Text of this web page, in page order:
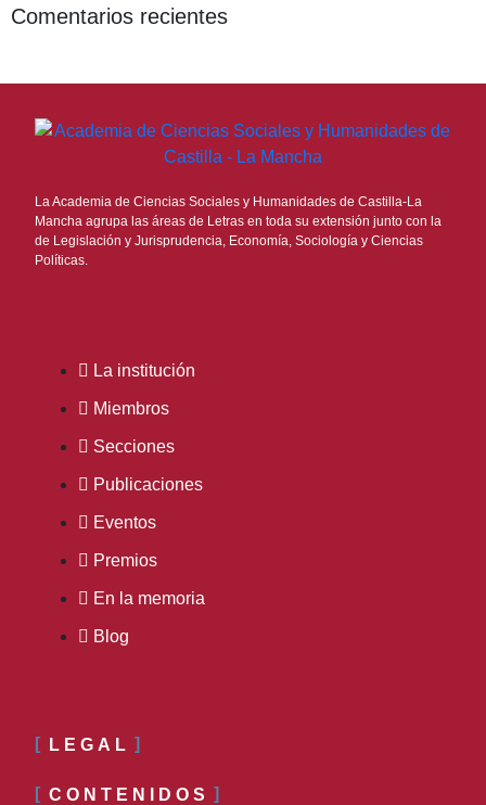
Comentarios recientes
La Academia de Ciencias Sociales y Humanidades de Castilla-La
Mancha agrupa las áreas de Letras en toda su extensión junto con la
de Legislación y Jurisprudencia, Economía, Sociología y Ciencias
Políticas.
La institución
Miembros
Secciones
Publicaciones
Eventos
Premios
En la memoria
Blog
LEGAL
CONTENIDOS